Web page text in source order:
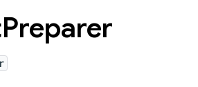
Preparer